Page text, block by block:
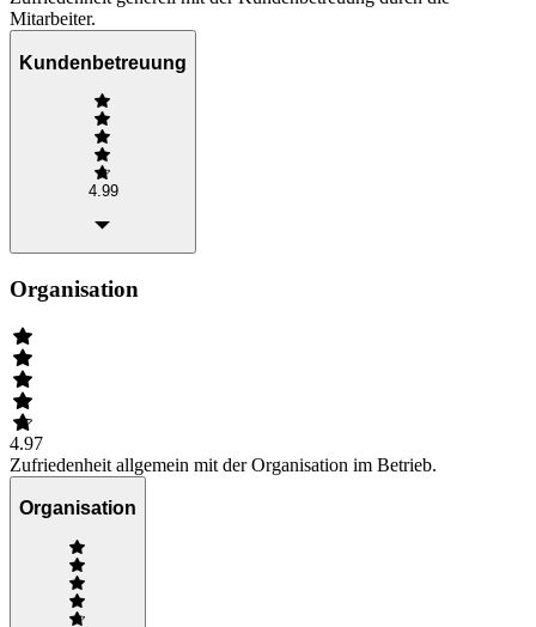
Mitarbeiter.
Kundenbetreuung
4.99
Organisation
4.97
Zufriedenheit allgemein mit der Organisation im Betrieb.
Organisation